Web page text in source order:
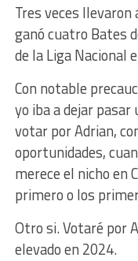
Tres veces
ganó cuatro Bates
de la Liga Nacional
Con notable
yo iba a dejar pasar
votar por Adrian,
oportunidades,
merece el nicho en
primero o los
Otro si. Votaré por
elevado en 2024.